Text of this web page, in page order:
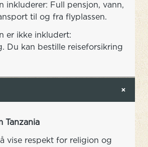
inkluderer: Full pensjon, vann,
til og fra flyplassen.
er ikke inkludert:
Du kan bestille reiseforsikring
Tanzania
vise respekt for religion og